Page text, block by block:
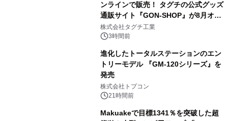
ンラインで販売！ タグチの公式グッズ
通販サイト『GON-SHOP』が8月オー
プン
株式会社タグチ工業
3時間前
進化したトータルステーションのエン
トリーモデル 『GM-120シリーズ』を
発売
株式会社トプコン
21時間前
Makuakeで目標1341％を突破した超